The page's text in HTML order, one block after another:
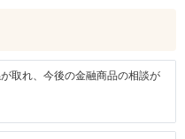
取れ、今後の金融商品の相談が